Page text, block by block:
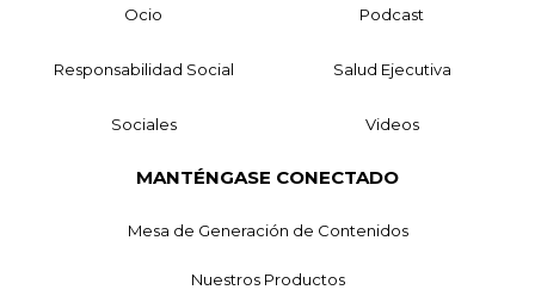
Ocio Podcast
Responsabilidad Social Salud Ejecutiva
Sociales Videos
MANTÉNGASE CONECTADO
Mesa de Generación de Contenidos
Nuestros Productos